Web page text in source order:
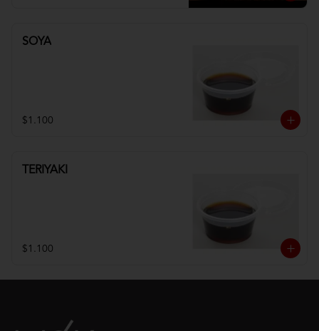
SOYA
$1.100
TERIYAKI
$1.100